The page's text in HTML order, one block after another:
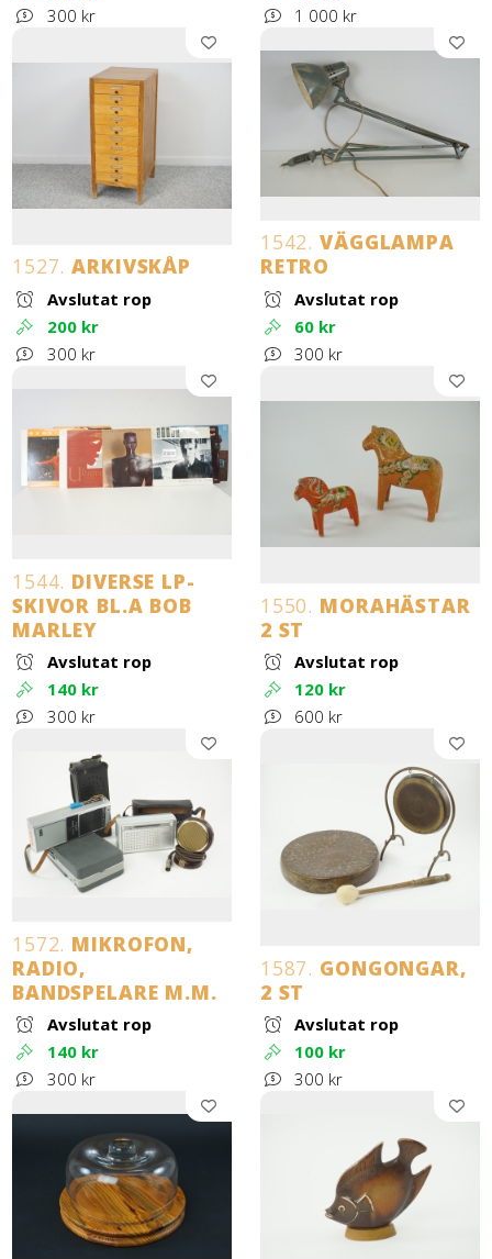
300 kr
1 000 kr
1527. ARKIVSKÅP
Avslutat rop
200 kr
300 kr
1542. VÄGGLAMPA
RETRO
Avslutat rop
60 kr
300 kr
1544. DIVERSE LP-
SKIVOR BL.A BOB
MARLEY
Avslutat rop
140 kr
300 kr
1550. MORAHÄSTAR
2 ST
Avslutat rop
120 kr
600 kr
1572. MIKROFON,
RADIO,
BANDSPELARE M.M.
Avslutat rop
140 kr
300 kr
1587. GONGONGAR,
2 ST
Avslutat rop
100 kr
300 kr